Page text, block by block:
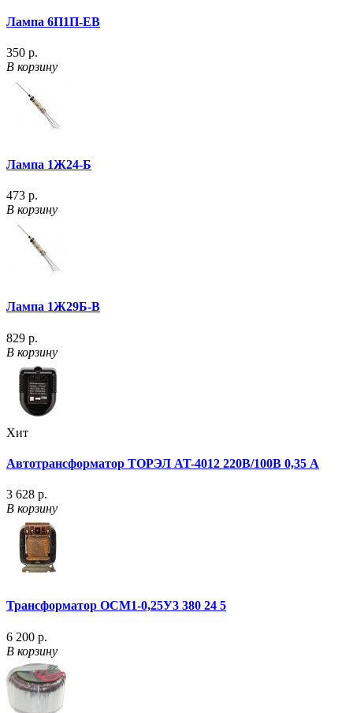
Лампа 6П1П-ЕВ
350 р.
В корзину
Лампа 1Ж24-Б
473 р.
В корзину
Лампа 1Ж29Б-В
829 р.
В корзину
Хит
Автотрансформатор ТОРЭЛ AT-4012 220В/100В 0,35 А
3 628 р.
В корзину
Трансформатор ОСМ1-0,25У3 380 24 5
6 200 р.
В корзину